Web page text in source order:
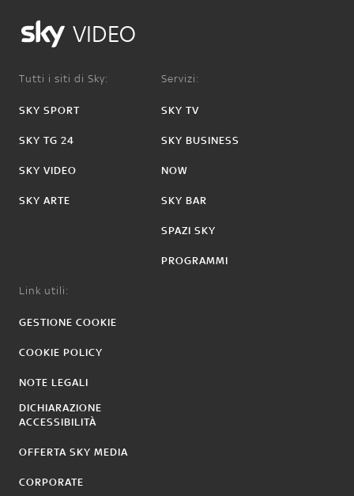
VIDEO
Tutti i siti di Sky:
SKY SPORT
SKY TG 24
SKY VIDEO
SKY ARTE
Servizi:
SKY TV
SKY BUSINESS
NOW
SKY BAR
SPAZI SKY
PROGRAMMI
Link utili:
GESTIONE COOKIE
COOKIE POLICY
NOTE LEGALI
DICHIARAZIONE
ACCESSIBILITÀ
OFFERTA SKY MEDIA
CORPORATE